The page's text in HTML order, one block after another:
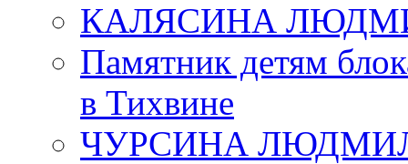
КАЛЯСИНА
Памятник детям
в Тихвине
ЧУРСИНА